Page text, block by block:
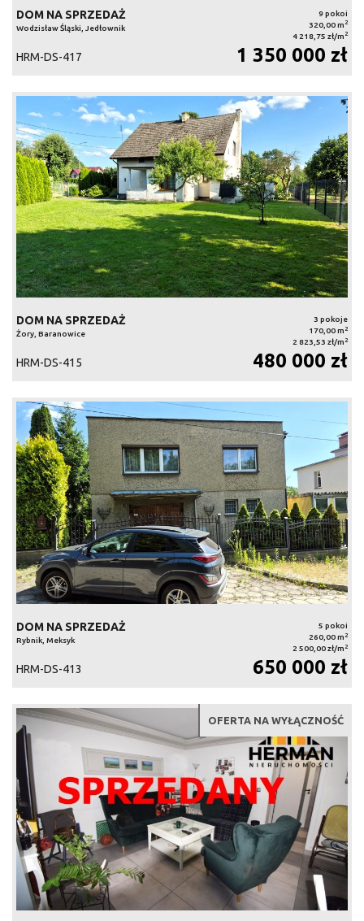
DOM NA SPRZEDAŻ
Wodzisław Śląski, Jedłownik
9 pokoi
320,00 m 2
4 218,75 zł/m 2
HRM-DS-417 1 350 000 zł
DOM NA SPRZEDAŻ
Żory, Baranowice
3 pokoje
170,00 m 2
2 823,53 zł/m 2
HRM-DS-415 480 000 zł
DOM NA SPRZEDAŻ
Rybnik, Meksyk
5 pokoi
260,00 m 2
2 500,00 zł/m 2
HRM-DS-413 650 000 zł
OFERTA NA WYŁĄCZNOŚĆ